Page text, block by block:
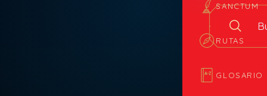
SANCTUM
RUTAS
GLOSARIO
Buscar en